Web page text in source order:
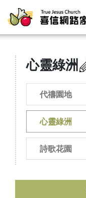
心靈綠洲
代禱園地
心靈綠洲
詩歌花園